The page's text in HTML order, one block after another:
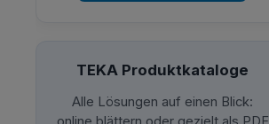
TEKA Produktkataloge
Alle Lösungen auf einen Blick: